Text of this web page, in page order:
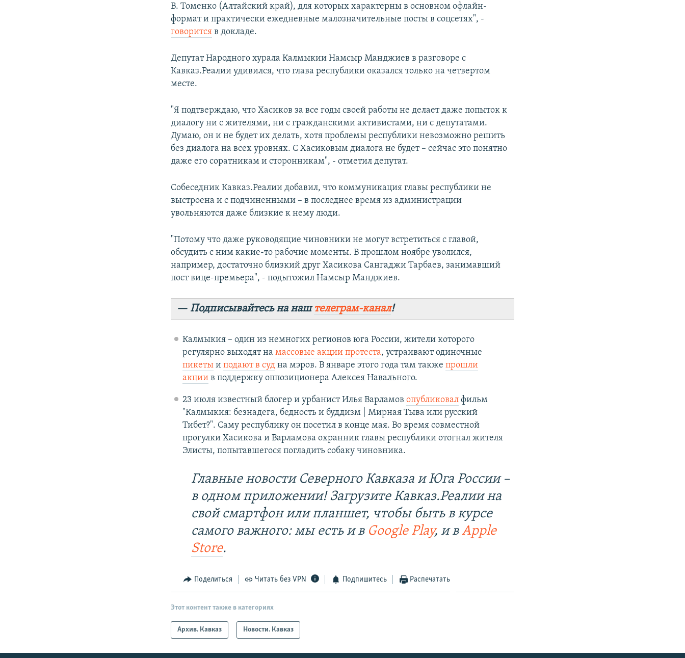
В. Томенко (Алтайский край), для которых характерны в основном офлайн-
формат и практически ежедневные малозначительные посты в соцсетях", -
говорится в докладе.
Депутат Народного хурала Калмыкии Намсыр Манджиев в разговоре с
Кавказ.Реалии удивился, что глава республики оказался только на четвертом
месте.
"Я подтверждаю, что Хасиков за все годы своей работы не делает даже попыток к
диалогу ни с жителями, ни с гражданскими активистами, ни с депутатами.
Думаю, он и не будет их делать, хотя проблемы республики невозможно решить
без диалога на всех уровнях. С Хасиковым диалога не будет – сейчас это понятно
даже его соратникам и сторонникам", - отметил депутат.
Собеседник Кавказ.Реалии добавил, что коммуникация главы республики не
выстроена и с подчиненными – в последнее время из администрации
увольняются даже близкие к нему люди.
"Потому что даже руководящие чиновники не могут встретиться с главой,
обсудить с ним какие-то рабочие моменты. В прошлом ноябре уволился,
например, достаточно близкий друг Хасикова Сангаджи Тарбаев, занимавший
пост вице-премьера", - подытожил Намсыр Манджиев.
— Подписывайтесь на наштелеграм-канал!
Калмыкия – один из немногих регионов юга России, жители которого
регулярно выходят на массовые акции протеста, устраивают одиночные
пикетыи подают в судна мэров. В январе этого года там также прошли
акциив поддержку оппозиционера Алексея Навального.
23 июля известный блогер и урбанист Илья Варламов опубликовалфильм
"Калмыкия: безнадега, бедность и буддизм | Мирная Тыва или русский
Тибет?". Саму республику он посетил в конце мая. Во время совместной
прогулки Хасикова и Варламова охранник главы республики отогнал жителя
Элисты, попытавшегося погладить собаку чиновника.
Главные новости Северного Кавказа и Юга России –
в одном приложении! Загрузите Кавказ.Реалии на
свой смартфон или планшет, чтобы быть в курсе
самого важного: мы есть и в Google Play, и вApple
Store.
Поделиться Читать без VPN Подпишитесь Распечатать
Этот контент также в категориях
Архив. Кавказ Новости. Кавказ